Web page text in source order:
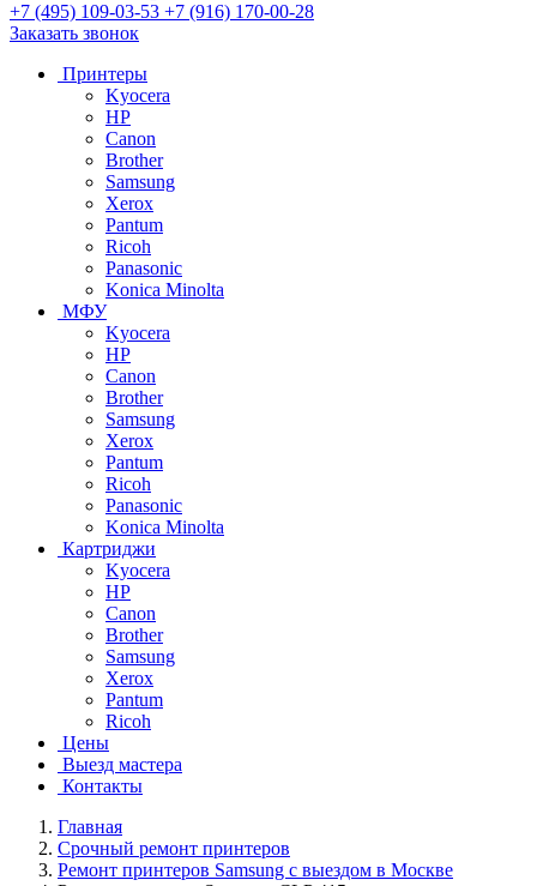
+7 (495) 109-03-53 +7 (916) 170-00-28
Заказать звонок
Принтеры
Kyocera
HP
Canon
Brother
Samsung
Xerox
Pantum
Ricoh
Panasonic
Konica Minolta
МФУ
Kyocera
HP
Canon
Brother
Samsung
Xerox
Pantum
Ricoh
Panasonic
Konica Minolta
Картриджи
Kyocera
HP
Canon
Brother
Samsung
Xerox
Pantum
Ricoh
Цены
Выезд мастера
Контакты
Главная
Срочный ремонт принтеров
Ремонт принтеров Samsung с выездом в Москве